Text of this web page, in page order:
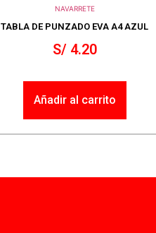
NAVARRETE
TABLA DE PUNZADO EVA A4 AZUL
S/4.20
Añadir al carrito